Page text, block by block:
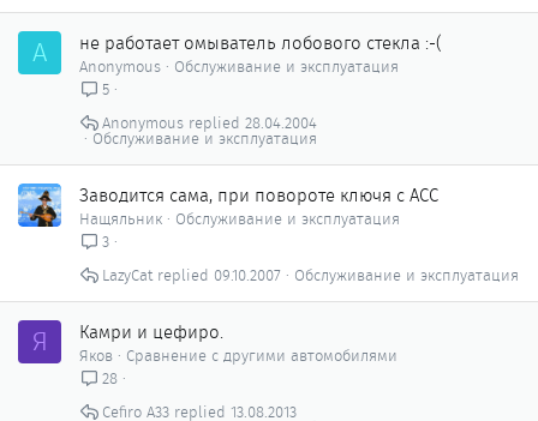
A не работает омыватель лобового стекла :-(
Anonymous
Обслуживание и эксплуатация
5
Обслуживание и эксплуатация
28.04.2004
Anonymous
Заводится сама, при повороте ключя с АСС
Нащяльник
Обслуживание и эксплуатация
3
Обслуживание и эксплуатация
09.10.2007
LazyCat
Я Камри и цефиро.
Яков
Сравнение с другими автомобилями
28
13.08.2013
Cefiro A33